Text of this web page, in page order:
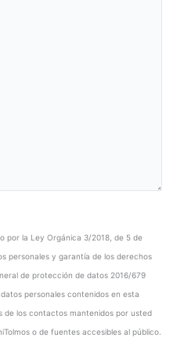
por la Ley Orgánica 3/2018, de 5 de
personales y garantía de los derechos
de protección de datos 2016/679
personales contenidos en esta
de los contactos mantenidos por usted
o de fuentes accesibles al público.